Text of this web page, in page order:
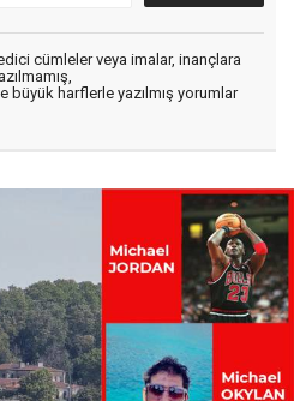
cümleler veya imalar, inançlara
büyük harflerle yazılmış yorumlar